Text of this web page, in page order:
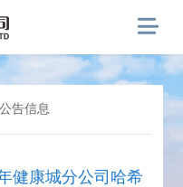
公告信息
健康城分公司哈希